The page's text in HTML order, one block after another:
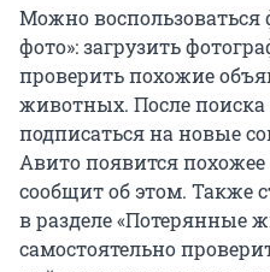
Можно
фото»: загрузить
проверить похожие
животных. После поиска
подписаться на новые
Авито появится похожее
сообщит об этом. Также
в разделе «Потерянные
самостоятельно